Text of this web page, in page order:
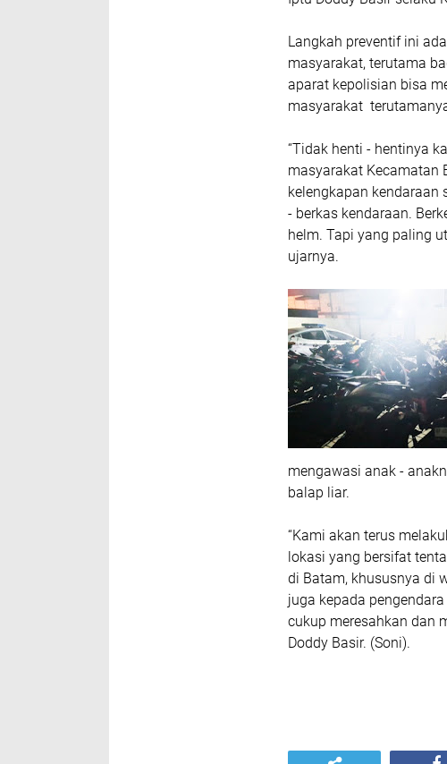
Langkah preventif ini
masyarakat, terutama
aparat kepolisian bisa
masyarakat
“Tidak henti - hentinya
masyarakat Kecamatan
kelengkapan kendaraan
- berkas kendaraan.
helm. Tapi yang paling
ujarnya.
mengawasi anak -
balap liar.
“Kami akan terus
lokasi yang bersifat
di Batam, khususnya di
juga kepada
cukup meresahkan dan
Doddy Basir. (Soni).